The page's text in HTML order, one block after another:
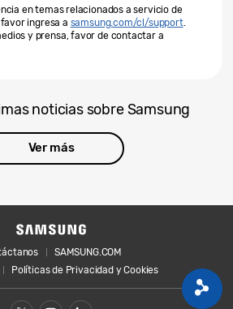
en temas relacionados a servicio de
ingresa a samsung.com/cl/support.
y prensa, favor de contactar a
noticias sobre Samsung
Ver más
SAMSUNG.COM
Políticas de Privacidad y Cookies